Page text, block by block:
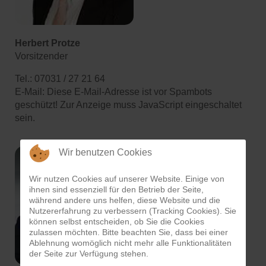
Herbert Protze
Vorsitzender
Tel.: 07031 / 27 21 64
E-Mail: Diese E-Mail-Adresse ist vor Spambots
geschützt! Zur Anzeige muss JavaScript eingeschaltet
sein.
Wir benutzen Cookies
Wir nutzen Cookies auf unserer Website. Einige von
ihnen sind essenziell für den Betrieb der Seite,
während andere uns helfen, diese Website und die
Nutzererfahrung zu verbessern (Tracking Cookies). Sie
können selbst entscheiden, ob Sie die Cookies
zulassen möchten. Bitte beachten Sie, dass bei einer
Ablehnung womöglich nicht mehr alle Funktionalitäten
der Seite zur Verfügung stehen.